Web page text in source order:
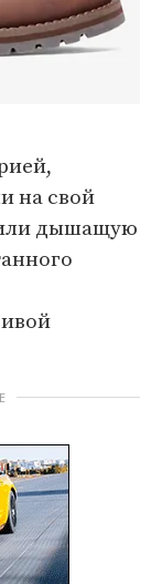
на свой
дышащую